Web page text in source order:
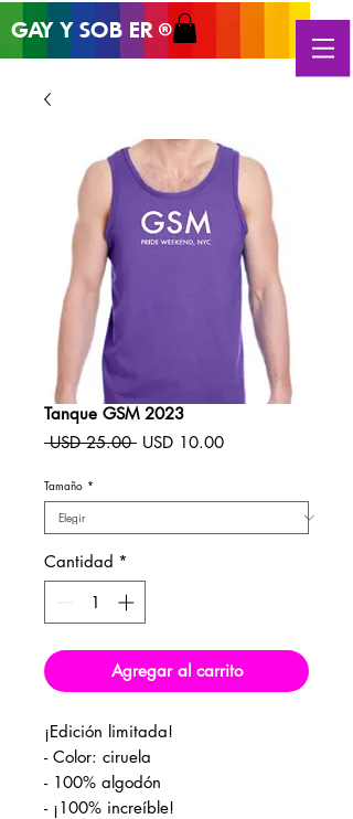
GAY Y SOB ER ®
Tanque GSM 2023
USD 25.00 Precio
USD 10.00Precio
Tamaño *
Cantidad *
Agregar al carrito
¡Edición limitada!
- Color: ciruela
- 100% algodón
- ¡100% increíble!